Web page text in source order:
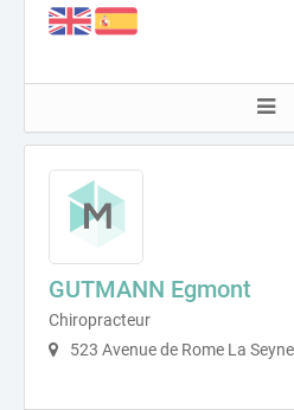
GUTMANN Egmont
Chiropracteur
523 Avenue de Rome La